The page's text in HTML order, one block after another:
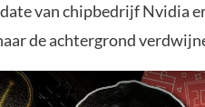
van chipbedrijf Nvidia
de achtergrond